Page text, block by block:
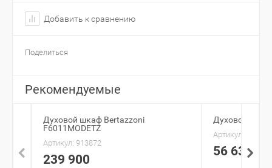
Добавить к сравнению
Поделиться
Рекомендуемые
Духовой шкаф Bertazzoni
F6011MODETZ
Артикул: 913872
239 900
Духовой шкаф
Артикул:
56 630